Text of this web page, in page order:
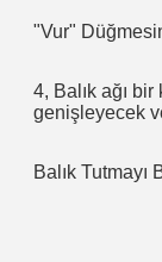
"Vur"
4, Balık ağı
genişleyecek
Balık Tutmayı